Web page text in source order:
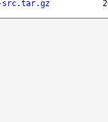
src.tar.gz